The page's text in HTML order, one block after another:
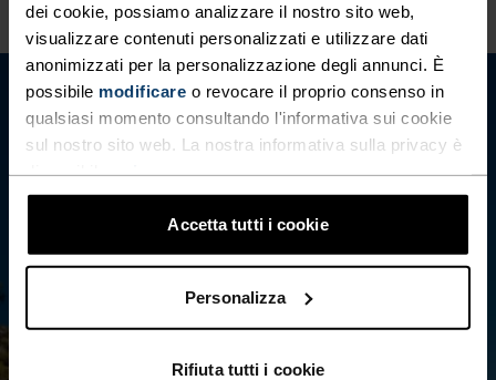
dei cookie, possiamo analizzare il nostro sito web,
visualizzare contenuti personalizzati e utilizzare dati
anonimizzati per la personalizzazione degli annunci. È
possibile modificare o revocare il proprio consenso in
qualsiasi momento consultando l'informativa sui cookie
sul nostro sito web. La nostra informativa sulla privacy è
Accetta tutti i cookie
Personalizza
Rifiuta tutti i cookie